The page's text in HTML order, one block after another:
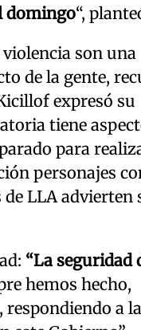
domingo“,
son una
de la gente,
expresó su
tiene
para
personajes
LLA advierten
“La seguridad
hemos hecho,
a